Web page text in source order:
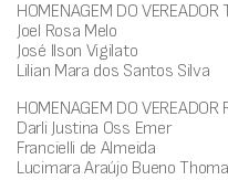
HOMENAGEM DO VEREADOR
Joel Rosa Melo
José Ilson Vigilato
Lilian Mara dos Santos Silva
HOMENAGEM DO VEREADOR
Darli Justina Oss Emer
Francielli de Almeida
Lucimara Araújo Bueno